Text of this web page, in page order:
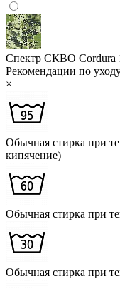
Спектр СКВО
Рекомендации по
×
Обычная стирка при
кипячение)
Обычная стирка при
Обычная стирка при